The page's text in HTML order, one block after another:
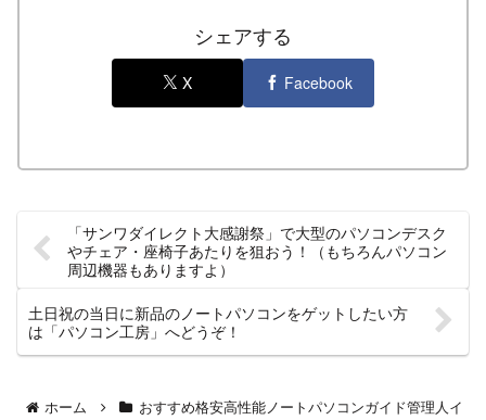
シェアする
X Facebook
「サンワダイレクト大感謝祭」で大型のパソコンデスク
やチェア・座椅子あたりを狙おう！（もちろんパソコン
周辺機器もありますよ）
土日祝の当日に新品のノートパソコンをゲットしたい方
は「パソコン工房」へどうぞ！
ホーム おすすめ格安高性能ノートパソコンガイド管理人イ